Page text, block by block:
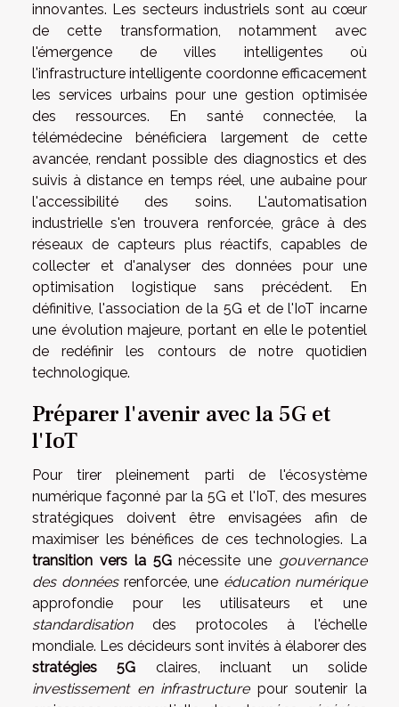
innovantes. Les secteurs industriels sont au cœur
de cette transformation, notamment avec
l'émergence de villes intelligentes où
l'infrastructure intelligente coordonne efficacement
les services urbains pour une gestion optimisée
des ressources. En santé connectée, la
télémédecine bénéficiera largement de cette
avancée, rendant possible des diagnostics et des
suivis à distance en temps réel, une aubaine pour
l'accessibilité des soins. L'automatisation
industrielle s'en trouvera renforcée, grâce à des
réseaux de capteurs plus réactifs, capables de
collecter et d'analyser des données pour une
optimisation logistique sans précédent. En
définitive, l'association de la 5G et de l'IoT incarne
une évolution majeure, portant en elle le potentiel
de redéfinir les contours de notre quotidien
technologique.
Préparer l'avenir avec la 5G et
l'IoT
Pour tirer pleinement parti de l'écosystème
numérique façonné par la 5G et l'IoT, des mesures
stratégiques doivent être envisagées afin de
maximiser les bénéfices de ces technologies. La
transition vers la 5Gnécessite une gouvernance
des donnéesrenforcée, une éducation numérique
approfondie pour les utilisateurs et une
standardisationdes protocoles à l'échelle
mondiale. Les décideurs sont invités à élaborer des
stratégies 5G claires, incluant un solide
investissement en infrastructurepour soutenir la